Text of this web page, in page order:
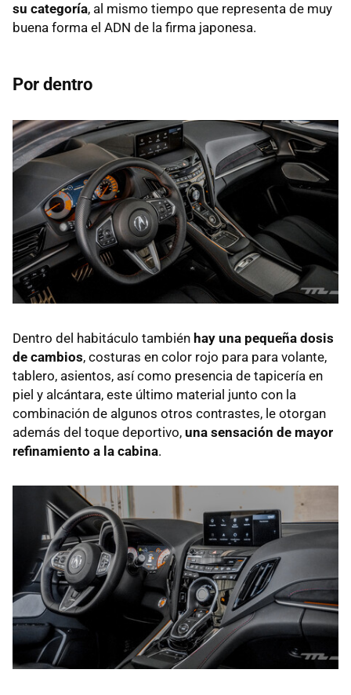
su categoría, al mismo tiempo que representa de muy
buena forma el ADN de la firma japonesa.
Por dentro
Dentro del habitáculo también hay una pequeña dosis
de cambios, costuras en color rojo para para volante,
tablero, asientos, así como presencia de tapicería en
piel y alcántara, este último material junto con la
combinación de algunos otros contrastes, le otorgan
además del toque deportivo, una sensación de mayor
refinamiento a la cabina.